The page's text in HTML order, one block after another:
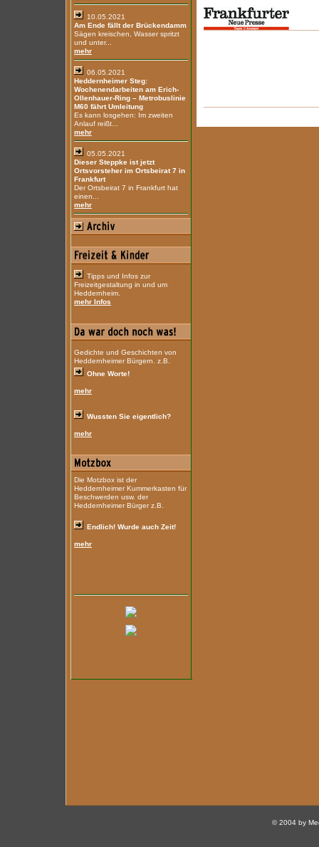
10.05.2021
Am Ende fällt der Brückendamm
Sägen kreischen, Wasser spritzt
und unter...
mehr
06.05.2021
Heddernheimer Steg:
Wochenendarbeiten am Erich-
Ollenhauer-Ring – Metrobuslinie
M60 fährt Umleitung
Es kann losgehen: Im zweiten
Anlauf reißt...
mehr
05.05.2021
Dieser Steppke ist jetzt
Ortsvorsteher im Ortsbeirat 7 in
Frankfurt
Der Ortsbeirat 7 in Frankfurt hat
einen...
mehr
Tipps und Infos zur
Freizeitgestaltung in und um
Heddernheim.
mehr Infos
Gedichte und Geschichten von
Heddernheimer Bürgern. z.B.
Ohne Worte!
mehr
Wussten Sie eigentlich?
mehr
Die Motzbox ist der
Heddernheimer Kummerkasten für
Beschwerden usw. der
Heddernheimer Bürger z.B.
Endlich! Wurde auch Zeit!
mehr
© 2004 by